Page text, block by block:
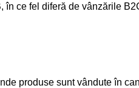
în ce fel diferă de vânzările
produse sunt vândute în